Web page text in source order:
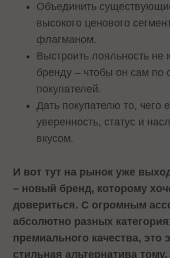
Объединить
высокого ценового
флагманом.
Выстроить лояльность не
бренду – чтобы он сам по
покупателей.
Дать покупателю то, чего
уверенность, статус и
вкусом.
И вот тут на рынок уже
– новый бренд, которому
довериться. С огромным
абсолютно разных
премиального качества, это
стильная альтернатива